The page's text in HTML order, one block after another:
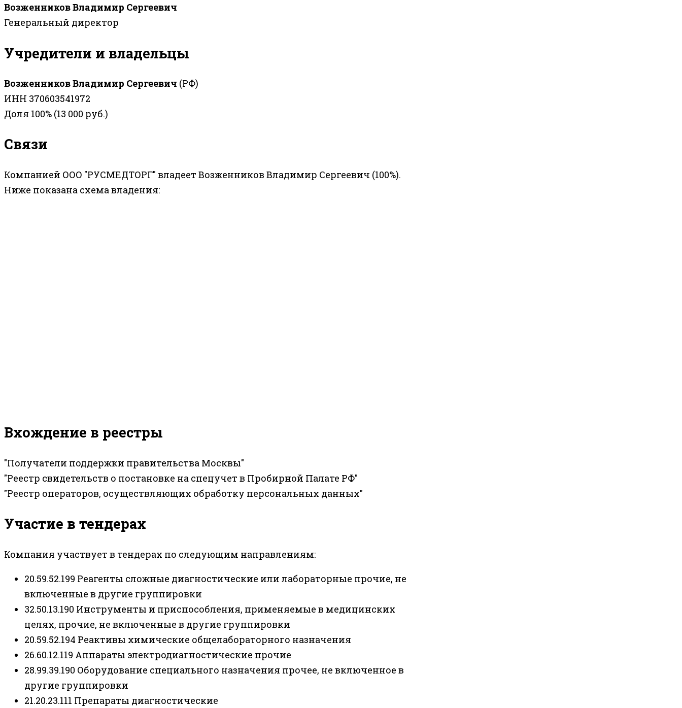
Возженников Владимир Сергеевич
Генеральный директор
Учредители и владельцы
Возженников Владимир Сергеевич (РФ)
ИНН 370603541972
Доля 100% (13 000 руб.)
Связи
Компанией ООО "РУСМЕДТОРГ" владеет Возженников Владимир Сергеевич (100%).
Ниже показана схема владения:
Вхождение в реестры
"Получатели поддержки правительства Москвы"
"Реестр свидетельств о постановке на спецучет в Пробирной Палате РФ"
"Реестр операторов, осуществляющих обработку персональных данных"
Участие в тендерах
Компания участвует в тендерах по следующим направлениям:
20.59.52.199 Реагенты сложные диагностические или лабораторные прочие, не
включенные в другие группировки
32.50.13.190 Инструменты и приспособления, применяемые в медицинских
целях, прочие, не включенные в другие группировки
20.59.52.194 Реактивы химические общелабораторного назначения
26.60.12.119 Аппараты электродиагностические прочие
28.99.39.190 Оборудование специального назначения прочее, не включенное в
другие группировки
21.20.23.111 Препараты диагностические